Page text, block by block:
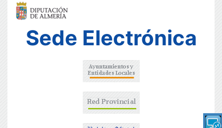
Sede Electrónica